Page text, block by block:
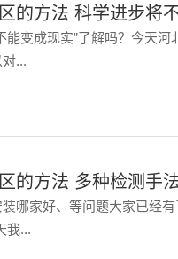
的方法 科学进步将
变成现实”了解吗？今天
...
的方法 多种检测手
哪家好、等问题大家已经
我...